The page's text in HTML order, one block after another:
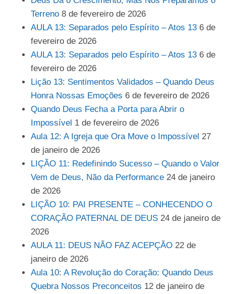
Terreno 8 de fevereiro de 2026
AULA 13: Separados pelo Espírito – Atos 13 6 de
fevereiro de 2026
AULA 13: Separados pelo Espírito – Atos 13 6 de
fevereiro de 2026
Lição 13: Sentimentos Validados – Quando Deus
Honra Nossas Emoções 6 de fevereiro de 2026
Quando Deus Fecha a Porta para Abrir o
Impossível 1 de fevereiro de 2026
Aula 12: A Igreja que Ora Move o Impossível 27
de janeiro de 2026
LIÇÃO 11: Redefinindo Sucesso – Quando o Valor
Vem de Deus, Não da Performance 24 de janeiro
de 2026
LIÇÃO 10: PAI PRESENTE – CONHECENDO O
CORAÇÃO PATERNAL DE DEUS 24 de janeiro de
2026
AULA 11: DEUS NÃO FAZ ACEPÇÃO 22 de
janeiro de 2026
Aula 10: A Revolução do Coração: Quando Deus
Quebra Nossos Preconceitos 12 de janeiro de